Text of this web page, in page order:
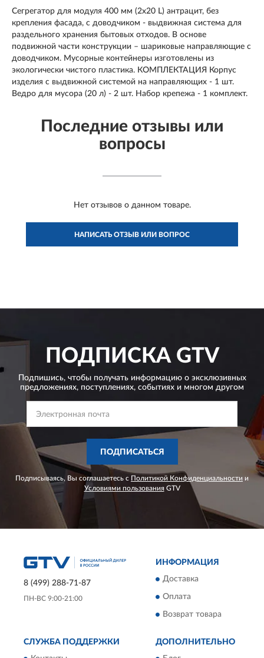
Сегрегатор для модуля 400 мм (2x20 L) антрацит, без
крепления фасада, с доводчиком - выдвижная система для
раздельного хранения бытовых отходов. В основе
подвижной части конструкции – шариковые направляющие с
доводчиком. Мусорные контейнеры изготовлены из
экологически чистого пластика. КОМПЛЕКТАЦИЯ Корпус
изделия с выдвижной системой на направляющих - 1 шт.
Ведро для мусора (20 л) - 2 шт. Набор крепежа - 1 комплект.
Последние отзывы или
вопросы
Нет отзывов о данном товаре.
НАПИСАТЬ ОТЗЫВ ИЛИ ВОПРОС
ПОДПИСКАGTV
Подпишись, чтобы получать информацию о эксклюзивных
предложениях, поступлениях, событиях и многом другом
ПОДПИСАТЬСЯ
Подписываясь, Вы соглашаетесь с Политикой Конфиденциальности и
Условиями пользованияGTV
8 (499) 288-71-87
ПН-ВС 9:00-21:00
ИНФОРМАЦИЯ
Доставка
Оплата
Возврат товара
СЛУЖБА ПОДДЕРЖКИ ДОПОЛНИТЕЛЬНО